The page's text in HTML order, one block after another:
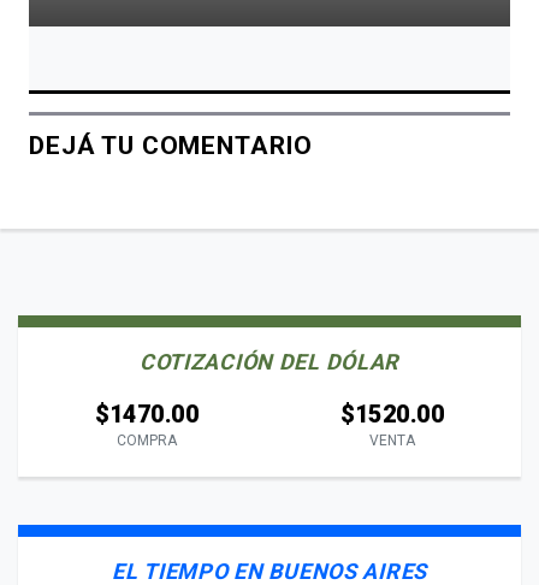
DEJÁ TU COMENTARIO
COTIZACIÓN DEL DÓLAR
$1470.00
COMPRA
$1520.00
VENTA
EL TIEMPO EN BUENOS AIRES